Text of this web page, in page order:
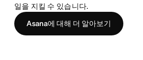
일을 지킬 수 있습니다.
Asana에 대해 더 알아보기